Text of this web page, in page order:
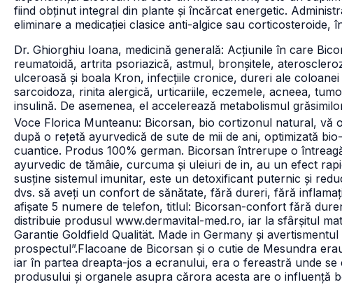
fiind obținut integral din plante și încărcat energetic.
eliminare a medicației clasice anti-algice sau corticosteroide,
Dr. Ghiorghiu Ioana, medicină generală: Acțiunile în care
reumatoidă, artrita psoriazică, astmul, bronșitele,
ulceroasă și boala Kron, infecțiile cronice, dureri ale
sarcoidoza, rinita alergică, urticariile, eczemele, acneea,
insulină. De asemenea, el accelerează metabolismul
Voce Florica Munteanu: Bicorsan, bio cortizonul natural,
după o rețetă ayurvedică de sute de mii de ani, optimizată
cuantice. Produs 100% german. Bicorsan întrerupe o
ayurvedic de tămâie, curcuma și uleiuri de in, au un efect
susține sistemul imunitar, este un detoxificant puternic și
dvs. să aveți un confort de sănătate, fără dureri, fără
afișate 5 numere de telefon, titlul: Bicorsan-confort fără
distribuie produsul www.dermavital-med.ro, iar la sfârșitul
Garantie Goldfield Qualität. Made in Germany și
prospectul”.Flacoane de Bicorsan și o cutie de Mesundra
iar în partea dreapta-jos a ecranului, era o fereastră unde
produsului și organele asupra cărora acesta are o influență